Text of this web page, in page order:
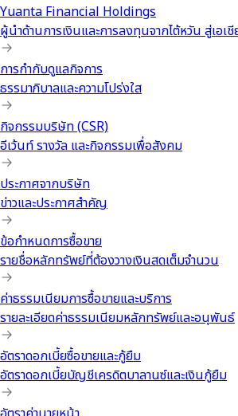
Yuanta Financial Holdings
ผู้นำด้านการเงินและการลงทุนจากไต้หวัน สู่เอเ
การกำกับดูแลกิจการ
ธรรมาภิบาลและความโปร่งใส
กิจกรรมบริษัท (CSR)
อีเว้นท์ รางวัล และกิจกรรมเพื่อสังคม
ประกาศจากบริษัท
ข่าวและประกาศสำคัญ
ข้อกำหนดการซื้อขาย
รายชื่อหลักทรัพย์ที่ต้องวางเงินสดเต็มจำนวน
ค่าธรรมเนียมการซื้อขายและบริการ
รายละเอียดค่าธรรมเนียมหลักทรัพย์และอนุพันธ์
อัตราดอกเบี้ยซื้อขายและกู้ยืม
อัตราดอกเบี้ยบัญชีเครดิตบาลานซ์และเงินกู้ยืม